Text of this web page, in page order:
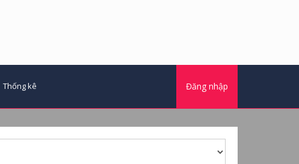
Thống kê Đăng nhập